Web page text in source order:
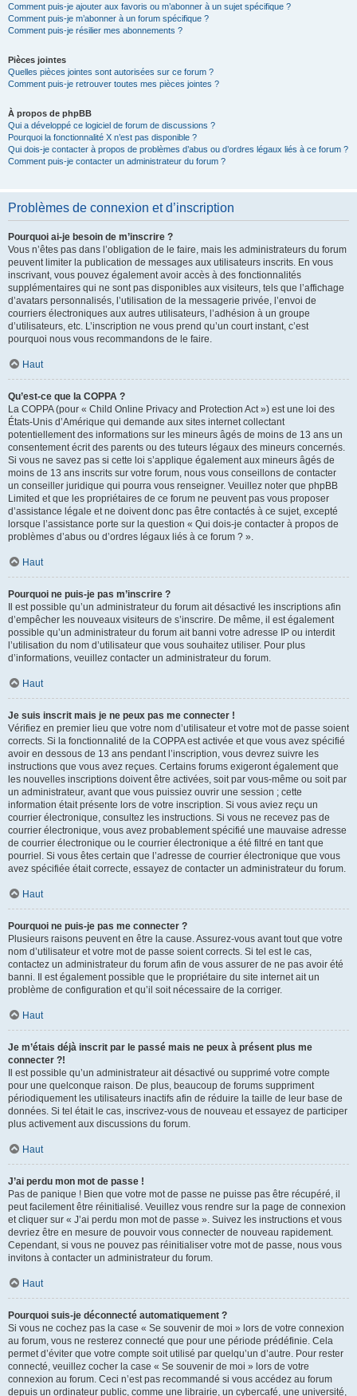
Comment puis-je ajouter aux favoris ou m’abonner à un sujet spécifique ?
Comment puis-je m’abonner à un forum spécifique ?
Comment puis-je résilier mes abonnements ?
Pièces jointes
Quelles pièces jointes sont autorisées sur ce forum ?
Comment puis-je retrouver toutes mes pièces jointes ?
À propos de phpBB
Qui a développé ce logiciel de forum de discussions ?
Pourquoi la fonctionnalité X n’est pas disponible ?
Qui dois-je contacter à propos de problèmes d’abus ou d’ordres légaux liés à ce forum ?
Comment puis-je contacter un administrateur du forum ?
Problèmes de connexion et d’inscription
Pourquoi ai-je besoin de m’inscrire ?
Vous n’êtes pas dans l’obligation de le faire, mais les administrateurs du forum
peuvent limiter la publication de messages aux utilisateurs inscrits. En vous
inscrivant, vous pouvez également avoir accès à des fonctionnalités
supplémentaires qui ne sont pas disponibles aux visiteurs, tels que l’affichage
d’avatars personnalisés, l’utilisation de la messagerie privée, l’envoi de
courriers électroniques aux autres utilisateurs, l’adhésion à un groupe
d’utilisateurs, etc. L’inscription ne vous prend qu’un court instant, c’est
pourquoi nous vous recommandons de le faire.
Haut
Qu’est-ce que la COPPA ?
La COPPA (pour « Child Online Privacy and Protection Act ») est une loi des
États-Unis d’Amérique qui demande aux sites internet collectant
potentiellement des informations sur les mineurs âgés de moins de 13 ans un
consentement écrit des parents ou des tuteurs légaux des mineurs concernés.
Si vous ne savez pas si cette loi s’applique également aux mineurs âgés de
moins de 13 ans inscrits sur votre forum, nous vous conseillons de contacter
un conseiller juridique qui pourra vous renseigner. Veuillez noter que phpBB
Limited et que les propriétaires de ce forum ne peuvent pas vous proposer
d’assistance légale et ne doivent donc pas être contactés à ce sujet, excepté
lorsque l’assistance porte sur la question « Qui dois-je contacter à propos de
problèmes d’abus ou d’ordres légaux liés à ce forum ? ».
Haut
Pourquoi ne puis-je pas m’inscrire ?
Il est possible qu’un administrateur du forum ait désactivé les inscriptions afin
d’empêcher les nouveaux visiteurs de s’inscrire. De même, il est également
possible qu’un administrateur du forum ait banni votre adresse IP ou interdit
l’utilisation du nom d’utilisateur que vous souhaitez utiliser. Pour plus
d’informations, veuillez contacter un administrateur du forum.
Haut
Je suis inscrit mais je ne peux pas me connecter !
Vérifiez en premier lieu que votre nom d’utilisateur et votre mot de passe soient
corrects. Si la fonctionnalité de la COPPA est activée et que vous avez spécifié
avoir en dessous de 13 ans pendant l’inscription, vous devrez suivre les
instructions que vous avez reçues. Certains forums exigeront également que
les nouvelles inscriptions doivent être activées, soit par vous-même ou soit par
un administrateur, avant que vous puissiez ouvrir une session ; cette
information était présente lors de votre inscription. Si vous aviez reçu un
courrier électronique, consultez les instructions. Si vous ne recevez pas de
courrier électronique, vous avez probablement spécifié une mauvaise adresse
de courrier électronique ou le courrier électronique a été filtré en tant que
pourriel. Si vous êtes certain que l’adresse de courrier électronique que vous
avez spécifiée était correcte, essayez de contacter un administrateur du forum.
Haut
Pourquoi ne puis-je pas me connecter ?
Plusieurs raisons peuvent en être la cause. Assurez-vous avant tout que votre
nom d’utilisateur et votre mot de passe soient corrects. Si tel est le cas,
contactez un administrateur du forum afin de vous assurer de ne pas avoir été
banni. Il est également possible que le propriétaire du site internet ait un
problème de configuration et qu’il soit nécessaire de la corriger.
Haut
Je m’étais déjà inscrit par le passé mais ne peux à présent plus me
connecter ?!
Il est possible qu’un administrateur ait désactivé ou supprimé votre compte
pour une quelconque raison. De plus, beaucoup de forums suppriment
périodiquement les utilisateurs inactifs afin de réduire la taille de leur base de
données. Si tel était le cas, inscrivez-vous de nouveau et essayez de participer
plus activement aux discussions du forum.
Haut
J’ai perdu mon mot de passe !
Pas de panique ! Bien que votre mot de passe ne puisse pas être récupéré, il
peut facilement être réinitialisé. Veuillez vous rendre sur la page de connexion
et cliquer sur « J’ai perdu mon mot de passe ». Suivez les instructions et vous
devriez être en mesure de pouvoir vous connecter de nouveau rapidement.
Cependant, si vous ne pouvez pas réinitialiser votre mot de passe, nous vous
invitons à contacter un administrateur du forum.
Haut
Pourquoi suis-je déconnecté automatiquement ?
Si vous ne cochez pas la case « Se souvenir de moi » lors de votre connexion
au forum, vous ne resterez connecté que pour une période prédéfinie. Cela
permet d’éviter que votre compte soit utilisé par quelqu’un d’autre. Pour rester
connecté, veuillez cocher la case « Se souvenir de moi » lors de votre
connexion au forum. Ceci n’est pas recommandé si vous accédez au forum
depuis un ordinateur public, comme une librairie, un cybercafé, une université,